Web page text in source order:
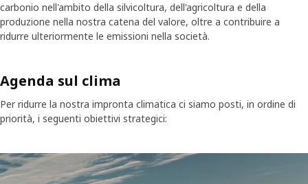
carbonio nell'ambito della silvicoltura, dell'agricoltura e della
produzione nella nostra catena del valore, oltre a contribuire a
ridurre ulteriormente le emissioni nella società.
Agenda sul clima
Per ridurre la nostra impronta climatica ci siamo posti, in ordine di
priorità, i seguenti obiettivi strategici: